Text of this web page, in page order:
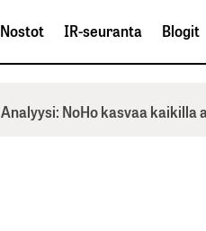
Nostot IR-seuranta Blogit
Analyysi: NoHo kasvaa kaikilla